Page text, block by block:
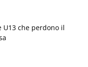
che perdono il